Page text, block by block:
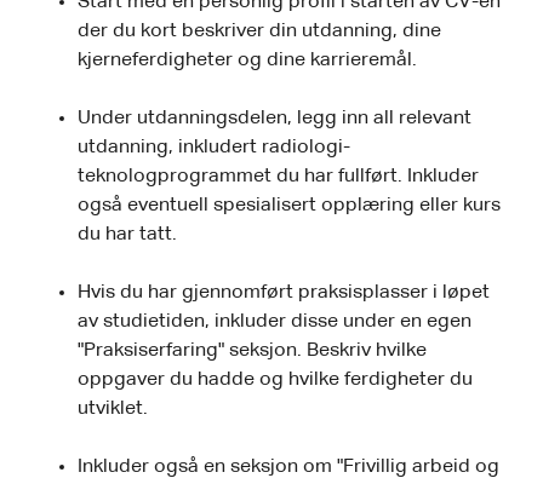
der du kort beskriver din utdanning, dine
kjerneferdigheter og dine karrieremål.
Under utdanningsdelen, legg inn all relevant
utdanning, inkludert radiologi-
teknologprogrammet du har fullført. Inkluder
også eventuell spesialisert opplæring eller kurs
du har tatt.
Hvis du har gjennomført praksisplasser i løpet
av studietiden, inkluder disse under en egen
"Praksiserfaring" seksjon. Beskriv hvilke
oppgaver du hadde og hvilke ferdigheter du
utviklet.
Inkluder også en seksjon om "Frivillig arbeid og